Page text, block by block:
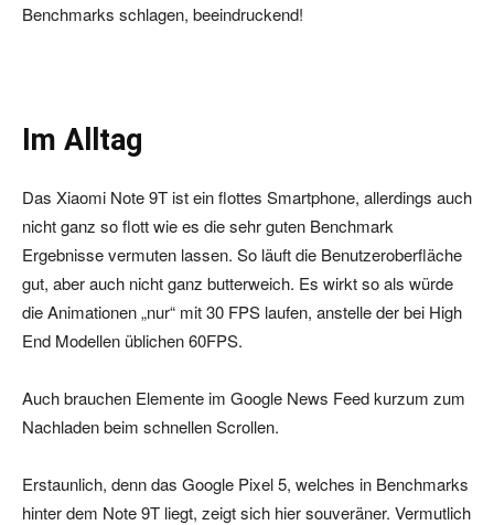
Benchmarks schlagen, beeindruckend!
Im Alltag
Das Xiaomi Note 9T ist ein flottes Smartphone, allerdings auch
nicht ganz so flott wie es die sehr guten Benchmark
Ergebnisse vermuten lassen. So läuft die Benutzeroberfläche
gut, aber auch nicht ganz butterweich. Es wirkt so als würde
die Animationen „nur“ mit 30 FPS laufen, anstelle der bei High
End Modellen üblichen 60FPS.
Auch brauchen Elemente im Google News Feed kurzum zum
Nachladen beim schnellen Scrollen.
Erstaunlich, denn das Google Pixel 5, welches in Benchmarks
hinter dem Note 9T liegt, zeigt sich hier souveräner. Vermutlich